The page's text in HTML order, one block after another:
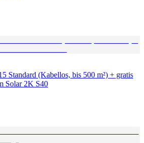
Standard (Kabellos, bis 500 m²) + gratis
Solar 2K S40